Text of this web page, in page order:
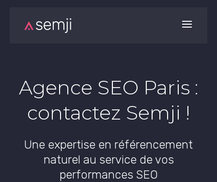
Agence SEO Paris :
contactez Semji !
Une expertise en référencement
naturel au service de vos
performances SEO